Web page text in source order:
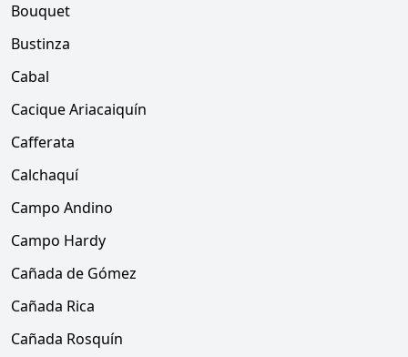
Bouquet
Bustinza
Cabal
Cacique Ariacaiquín
Cafferata
Calchaquí
Campo Andino
Campo Hardy
Cañada de Gómez
Cañada Rica
Cañada Rosquín